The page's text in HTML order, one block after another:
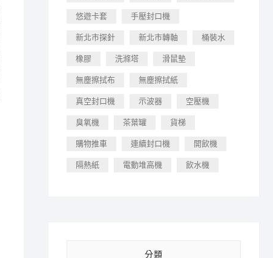
悠遊卡套 手壓封口機
新北市探針 新北市轉軸 桶裝水
橡膠 洗滌塔 滑鼠墊
無塵擦拭布 無塵擦拭紙
真空封口機 示波器 空壓機
臭氧機 茶葉罐 貨梯
購物推車 連續封口機 開飲機
隔熱紙 電動堆高機 飲水機
分類